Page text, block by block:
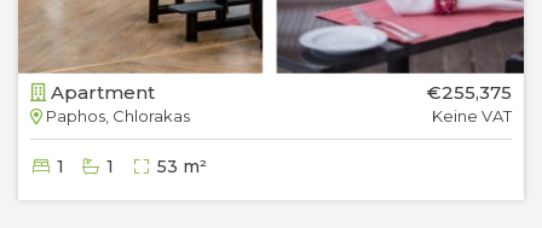
Apartment
Paphos, Chlorakas
€255,375
Keine VAT
1 1 53 m²